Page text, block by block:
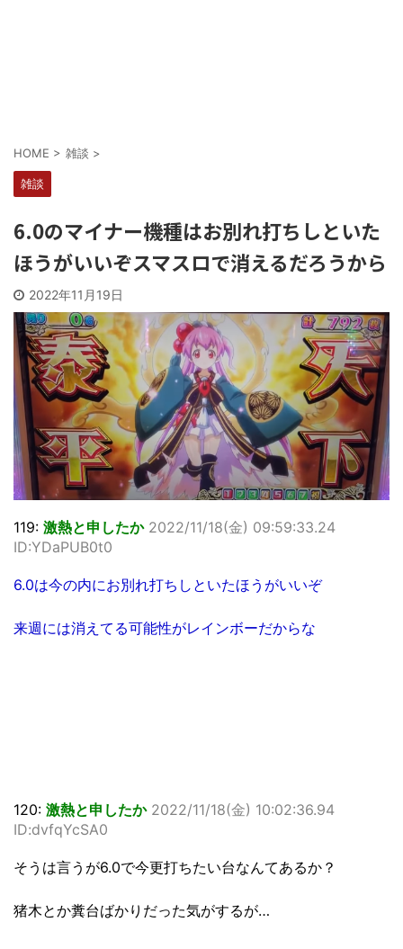
HOME > 雑談 >
雑談
6.0のマイナー機種はお別れ打ちしといた
ほうがいいぞスマスロで消えるだろうから
2022年11月19日
119: 激熱と申したか 2022/11/18(金) 09:59:33.24
ID:YDaPUB0t0
6.0は今の内にお別れ打ちしといたほうがいいぞ
来週には消えてる可能性がレインボーだからな
120: 激熱と申したか 2022/11/18(金) 10:02:36.94
ID:dvfqYcSA0
そうは言うが6.0で今更打ちたい台なんてあるか？
猪木とか糞台ばかりだった気がするが…